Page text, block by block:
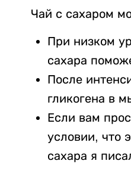
Чай с сахаром
При низком
сахара
После
гликогена в
Если вам
условии, что
сахара я